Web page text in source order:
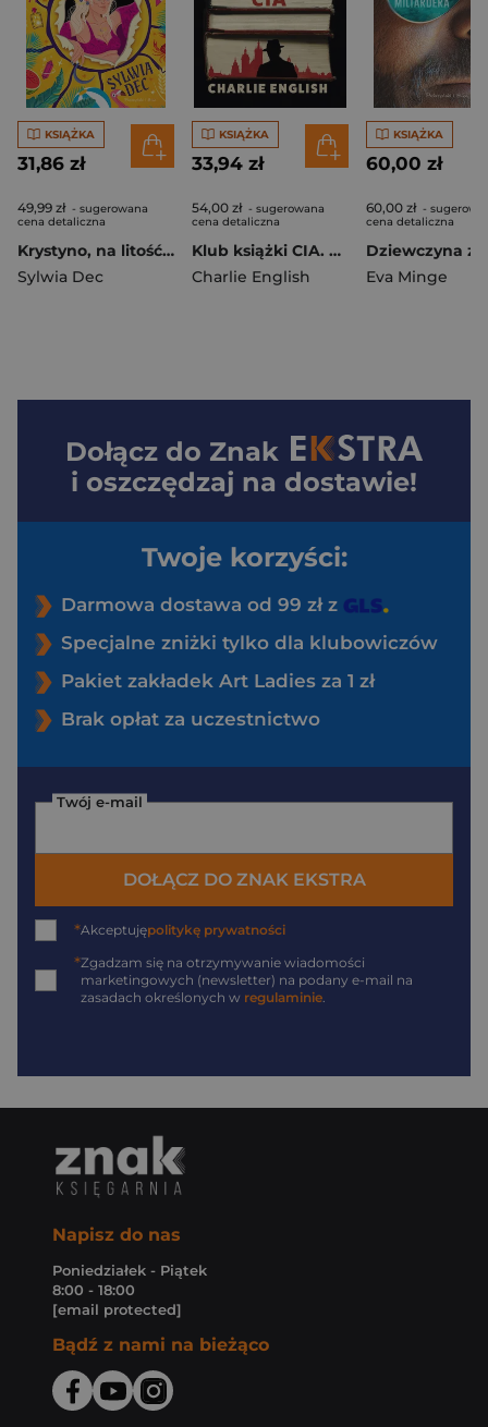
KSIĄŻKA
31,86 zł
49,99 zł - sugerowana
cena detaliczna
Krystyno, na litość boską!
Sylwia Dec
KSIĄŻKA
33,94 zł
54,00 zł - sugerowana
cena detaliczna
Klub książki CIA. Najpilniej strzeżona tajemnica zimnej wojny
Charlie English
KSIĄŻKA
60,00 zł
60,00 zł -
cena detaliczna
Eva Minge
Dołącz do Znak
i oszczędzaj na dostawie!
Twoje korzyści:
Darmowa dostawa od 99 zł z
Specjalne zniżki tylko dla klubowiczów
Pakiet zakładek Art Ladies za 1 zł
Brak opłat za uczestnictwo
Twój e-mail
DOŁĄCZ DO ZNAK EKSTRA
*Akceptujępolitykę prywatności
*Zgadzam się na otrzymywanie wiadomości
marketingowych (newsletter) na podany e-mail na
zasadach określonych w regulaminie.
Napisz do nas
Poniedziałek - Piątek
8:00 - 18:00
[email protected]
Bądź z nami na bieżąco